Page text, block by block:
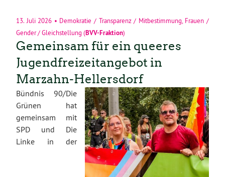
13. Juli 2026 • Demokratie / Transparenz / Mitbestimmung Frauen /
Gender / Gleichstellung (BVV-Fraktion)
Gemeinsam für ein queeres
Jugendfreizeitangebot in
Marzahn-Hellersdorf
Bündnis 90/Die
Grünen hat
gemeinsam mit
SPD und Die
Linke in der